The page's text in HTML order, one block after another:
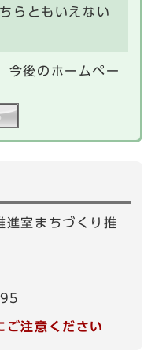
らともいえない
今後のホームペー
進室まちづくり推
ご注意ください